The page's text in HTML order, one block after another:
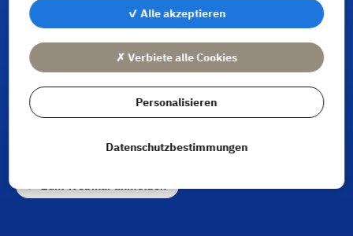
✓ Alle akzeptieren
✗ Verbiete alle Cookies
Personalisieren
Datenschutzbestimmungen